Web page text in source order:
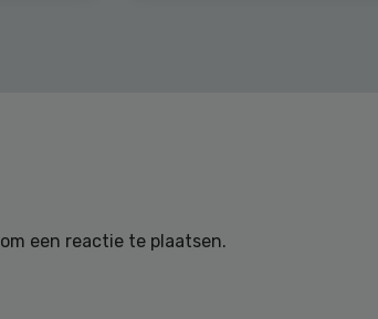
om een reactie te plaatsen.